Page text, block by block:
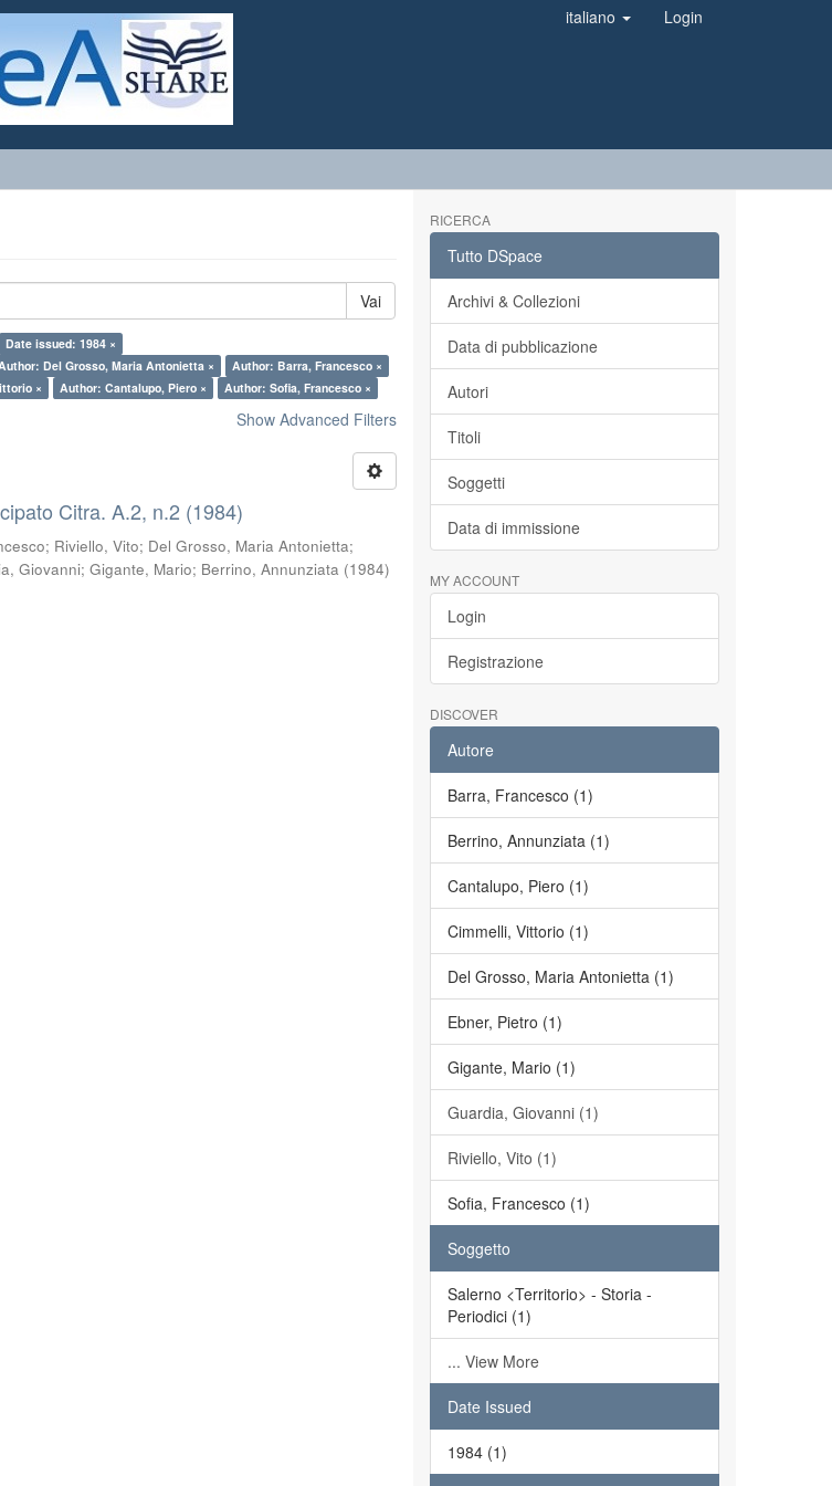
italiano Login
Vai
Date issued: 1984 ×
Del Grosso, Maria Antonietta ×
Author: Barra, Francesco ×
× Author: Cantalupo, Piero × Author: Sofia, Francesco ×
Show Advanced Filters
Citra. A.2, n.2 (1984)
; Riviello, Vito; Del Grosso, Maria Antonietta;
Giovanni;Gigante, Mario; Berrino, Annunziata (1984)
RICERCA
Tutto DSpace
Archivi & Collezioni
Data di pubblicazione
Autori
Titoli
Soggetti
Data di immissione
MY ACCOUNT
Login
Registrazione
DISCOVER
Autore
Barra, Francesco (1)
Berrino, Annunziata (1)
Cantalupo, Piero (1)
Cimmelli, Vittorio (1)
Del Grosso, Maria Antonietta (1)
Ebner, Pietro (1)
Gigante, Mario (1)
Guardia, Giovanni (1)
Riviello, Vito (1)
Sofia, Francesco (1)
Soggetto
Salerno <Territorio> - Storia -
Periodici (1)
... View More
Date Issued
1984 (1)